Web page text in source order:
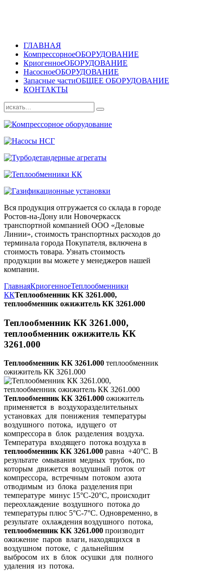
ГЛАВНАЯ
КомпрессорноеОБОРУДОВАНИЕ
КриогенноеОБОРУДОВАНИЕ
НасосноеОБОРУДОВАНИЕ
Запасные частиОБЩЕЕ ОБОРУДОВАНИЕ
КОНТАКТЫ
Вся продукция отгружается со склада в городе
Ростов-на-Дону или Новочеркасск
транспортной компанией ООО «Деловые
Линии», стоимость транспортных расходов до
терминала города Покупателя, включена в
стоимость товара. Узнать стоимость
продукции вы можете у менеджеров нашей
компании.
ГлавнаяКриогенноеТеплообменники
ККТеплообменник КК 3261.000,
теплообменник ожижитель КК 3261.000
Теплообменник КК 3261.000,
теплообменник ожижитель КК
3261.000
Теплообменник КК 3261.000 теплообменник
ожижитель КК 3261.000
Теплообменник КК 3261.000 ожижитель
применяется в воздухоразделительных
установках для понижения температуры
воздушного потока, идущего от
компрессора в блок разделения воздуха.
Температура входящего потока воздуха в
теплообменник КК 3261.000 равна +40°C. В
результате омывания медных трубок, по
которым движется воздушный поток от
компрессора, встречным потоком азота
отводимым из блока разделения при
температуре минус 15°C-20°C, происходит
переохлаждение воздушного потока до
температуры плюс 5°C-7°C. Одновременно, в
результате охлаждения воздушного потока,
теплообменник КК 3261.000 производит
ожижение паров влаги, находящихся в
воздушном потоке, с дальнейшим
выбросом их в блок осушки для полного
удаления из потока.